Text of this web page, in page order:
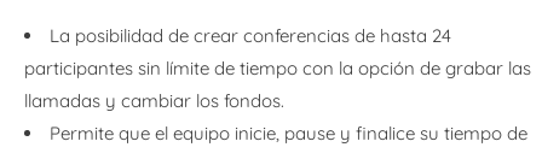
La posibilidad de crear conferencias de hasta 24
participantes sin límite de tiempo con la opción de grabar las
llamadas y cambiar los fondos.
Permite que el equipo inicie, pause y finalice su tiempo de